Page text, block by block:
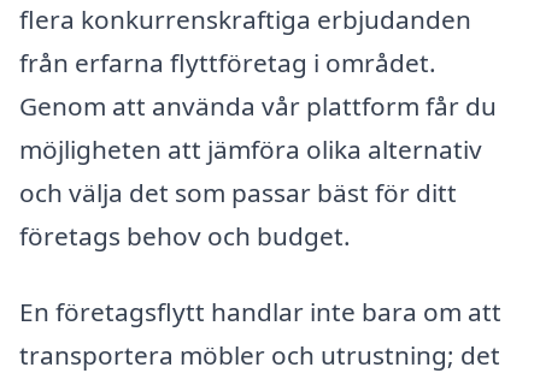
flera konkurrenskraftiga erbjudanden
från erfarna flyttföretag i området.
Genom att använda vår plattform får du
möjligheten att jämföra olika alternativ
och välja det som passar bäst för ditt
företags behov och budget.
En företagsflytt handlar inte bara om att
transportera möbler och utrustning; det